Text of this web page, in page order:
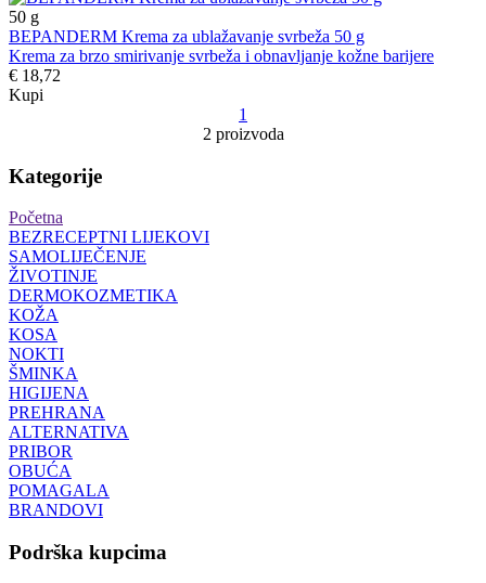
50 g
BEPANDERM Krema za ublažavanje svrbeža 50 g
Krema za brzo smirivanje svrbeža i obnavljanje kožne barijere
€ 18,72
Kupi
1
2 proizvoda
Kategorije
Početna
BEZRECEPTNI LIJEKOVI
SAMOLIJEČENJE
ŽIVOTINJE
DERMOKOZMETIKA
KOŽA
KOSA
NOKTI
ŠMINKA
HIGIJENA
PREHRANA
ALTERNATIVA
PRIBOR
OBUĆA
POMAGALA
BRANDOVI
Podrška kupcima